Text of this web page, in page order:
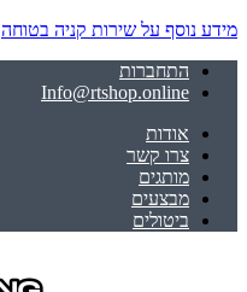
מידע נוסף על שירות קניה בטוחה
התחברות
Info@rtshop.online
אודות
צרו קשר
מותגים
מבצעים
ביטולים